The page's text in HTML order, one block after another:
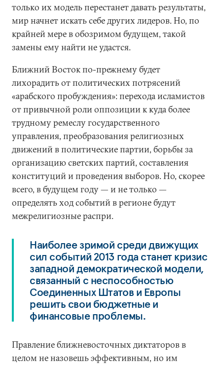
только их модель перестанет давать результаты,
мир начнет искать себе других лидеров. Но, по
крайней мере в обозримом будущем, такой
замены ему найти не удастся.
Ближний Восток по-прежнему будет
лихорадить от политических потрясений
«арабского пробуждения»: перехода исламистов
от привычной роли оппозиции к куда более
трудному ремеслу государственного
управления, преобразования религиозных
движений в политические партии, борьбы за
организацию светских партий, составления
конституций и проведения выборов. Но, скорее
всего, в будущем году — и не только —
определять ход событий в регионе будут
межрелигиозные распри.
Наиболее зримой среди движущих
сил событий 2013 года станет кризис
западной демократической модели,
связанный с неспособностью
Соединенных Штатов и Европы
решить свои бюджетные и
финансовые проблемы.
Правление ближневосточных диктаторов в
целом не назовешь эффективным, но им